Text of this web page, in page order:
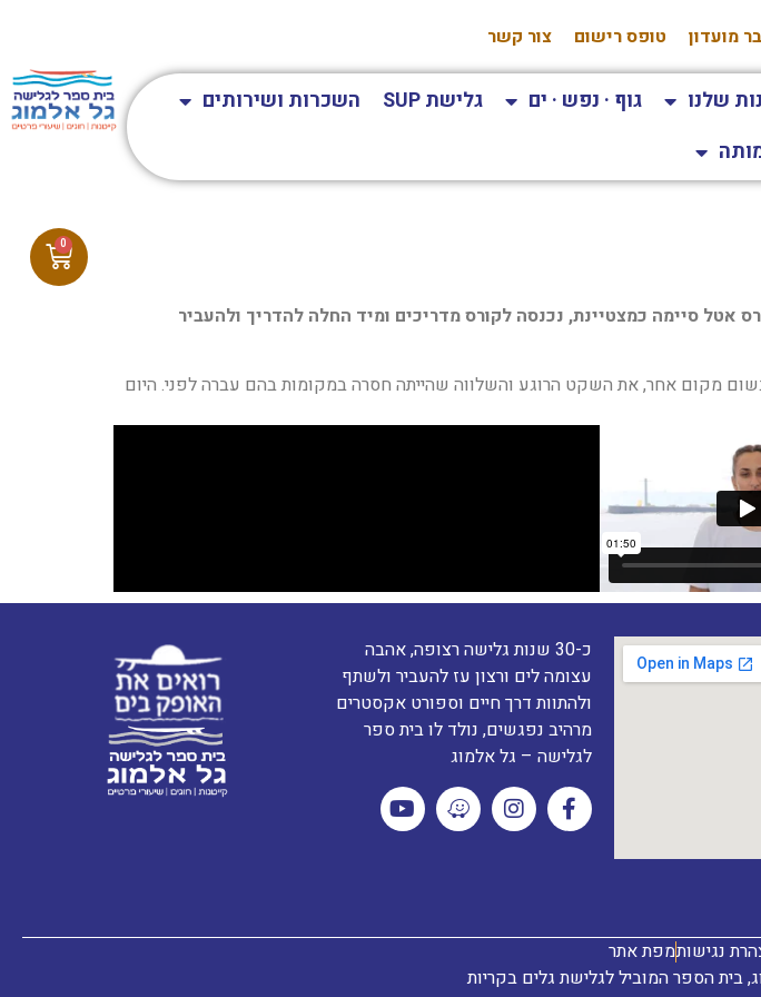
מועדון טופס רישום צור קשר
שלנו גוף · נפש · ים גלישת SUP
השכרות ושירותים
אטל סיימה כמצטיינת, נכנסה לקורס מדריכים ומיד החלה להדריך ולהעביר
מקום אחר, את השקט הרוגע והשלווה שהייתה חסרה במקומות בהם עברה לפני. היום
כ-30 שנות גלישה רצופה, אהבה
עצומה לים ורצון עז להעביר ולשתף
ולהתוות דרך חיים וספורט אקסטרים
מרהיב נפגשים, נולד לו בית ספר
לגלישה – גל אלמוג
נגישותמפת אתר
בית הספר המוביל לגלישת גלים בקריות
0